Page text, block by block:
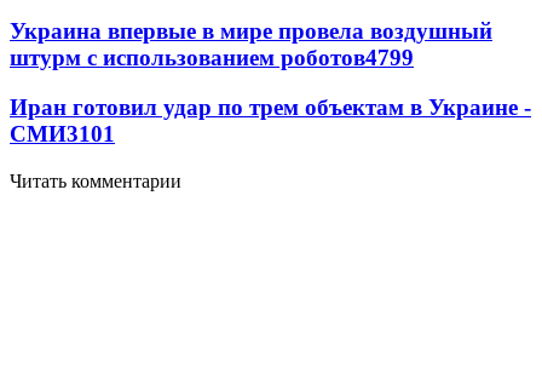
Украина впервые в мире провела воздушный
штурм с использованием роботов4799
Иран готовил удар по трем объектам в Украине -
СМИ3101
Читать комментарии